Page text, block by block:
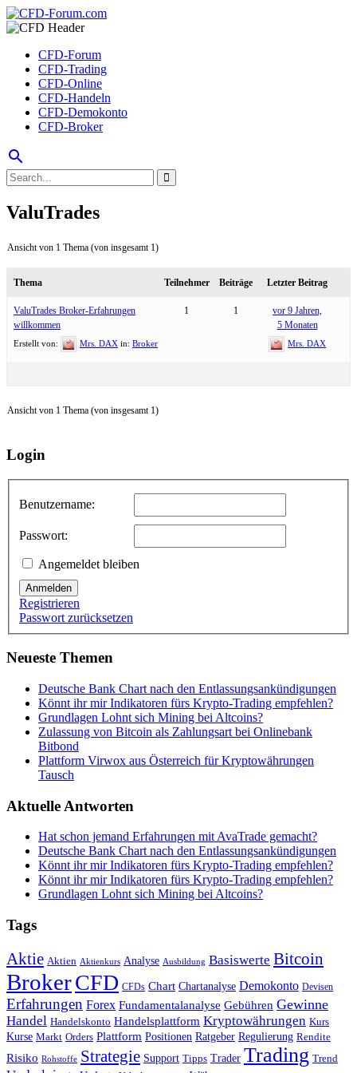
CFD-Forum
CFD-Trading
CFD-Online
CFD-Handeln
CFD-Demokonto
CFD-Broker
search
ValuTrades
Ansicht von 1 Thema (von insgesamt 1)
Thema Teilnehmer Beiträge Letzter Beitrag
ValuTrades Broker-Erfahrungen
willkommen
Erstellt von: Mrs. DAX in: Broker
1 1
vor 9 Jahren,
5 Monaten
Mrs. DAX
Ansicht von 1 Thema (von insgesamt 1)
Login
Benutzername:
Passwort:
Angemeldet bleiben
Anmelden
Registrieren
Passwort zurücksetzen
Neueste Themen
Deutsche Bank Chart nach den Entlassungsankündigungen
Könnt ihr mir Indikatoren fürs Krypto-Trading empfehlen?
Grundlagen Lohnt sich Mining bei Altcoins?
Zulassung von Bitcoin als Zahlungsart bei Onlinebank
Bitbond
Plattform Virwox aus Österreich für Kryptowährungen
Tausch
Aktuelle Antworten
Hat schon jemand Erfahrungen mit AvaTrade gemacht?
Deutsche Bank Chart nach den Entlassungsankündigungen
Könnt ihr mir Indikatoren fürs Krypto-Trading empfehlen?
Könnt ihr mir Indikatoren fürs Krypto-Trading empfehlen?
Grundlagen Lohnt sich Mining bei Altcoins?
Tags
Aktie Aktien Aktienkurs Analyse Ausbildung Basiswerte Bitcoin
BrokerCFD CFDs Chart Chartanalyse Demokonto Devisen
Erfahrungen Forex Fundamentalanalyse Gebühren Gewinne
Handel Handelskonto Handelsplattform Kryptowährungen Kurs
Kurse Markt Orders Plattform Positionen Ratgeber Regulierung Rendite
Risiko Rohstoffe Strategie Support Tipps Trader Trading Trend